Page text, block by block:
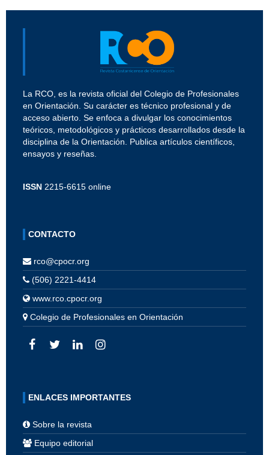
La RCO, es la revista oficial del Colegio de Profesionales
en Orientación. Su carácter es técnico profesional y de
acceso abierto. Se enfoca a divulgar los conocimientos
teóricos, metodológicos y prácticos desarrollados desde la
disciplina de la Orientación. Publica artículos científicos,
ensayos y reseñas.
ISSN 2215-6615 online
CONTACTO
rco@cpocr.org
(506) 2221-4414
www.rco.cpocr.org
Colegio de Profesionales en Orientación
ENLACES IMPORTANTES
Sobre la revista
Equipo editorial